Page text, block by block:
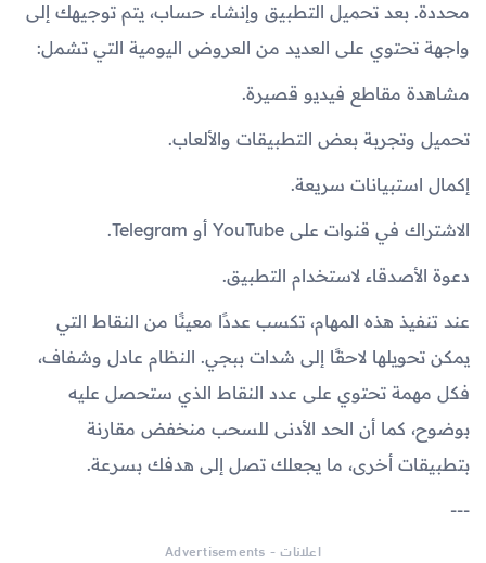
محددة. بعد تحميل التطبيق وإنشاء حساب، يتم توجيهك إلى
واجهة تحتوي على العديد من العروض اليومية التي تشمل:
مشاهدة مقاطع فيديو قصيرة.
تحميل وتجربة بعض التطبيقات والألعاب.
إكمال استبيانات سريعة.
الاشتراك في قنوات على YouTube أو Telegram.
دعوة الأصدقاء لاستخدام التطبيق.
عند تنفيذ هذه المهام، تكسب عددًا معينًا من النقاط التي
يمكن تحويلها لاحقًا إلى شدات ببجي. النظام عادل وشفاف،
فكل مهمة تحتوي على عدد النقاط الذي ستحصل عليه
بوضوح، كما أن الحد الأدنى للسحب منخفض مقارنة
بتطبيقات أخرى، ما يجعلك تصل إلى هدفك بسرعة.
---
اعلانات - Advertisements